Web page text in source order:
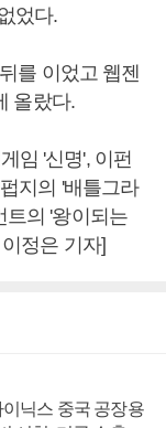
었다.
를 이었고 웹젠
올랐다.
임 '신명', 이펀
지의 '배틀그라
트의 '왕이되는
정은 기자]
닉스 중국 공장용